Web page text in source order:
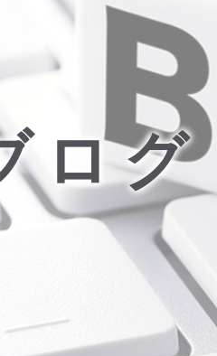
ログ